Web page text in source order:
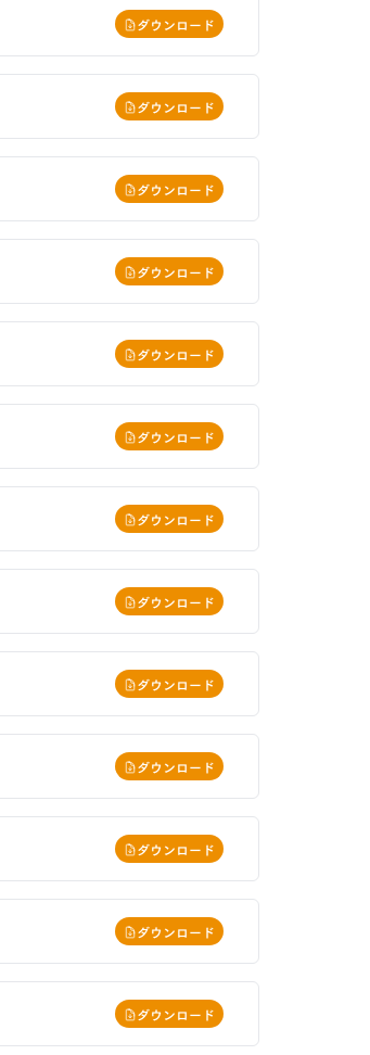
ダウンロード
ダウンロード
ダウンロード
ダウンロード
ダウンロード
ダウンロード
ダウンロード
ダウンロード
ダウンロード
ダウンロード
ダウンロード
ダウンロード
ダウンロード